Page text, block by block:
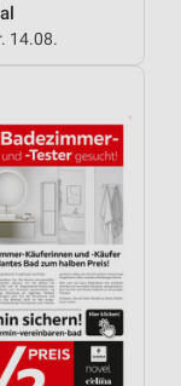
14.08.